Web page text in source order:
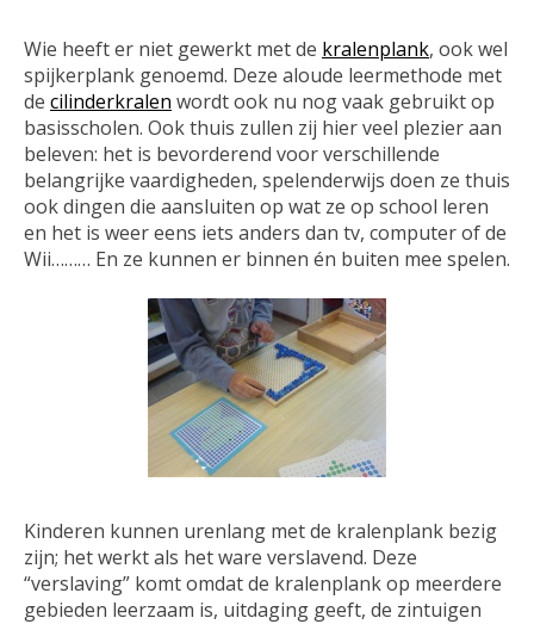
Wie heeft er niet gewerkt met de kralenplank, ook wel
spijkerplank genoemd. Deze aloude leermethode met
de cilinderkralen wordt ook nu nog vaak gebruikt op
basisscholen. Ook thuis zullen zij hier veel plezier aan
beleven: het is bevorderend voor verschillende
belangrijke vaardigheden, spelenderwijs doen ze thuis
ook dingen die aansluiten op wat ze op school leren
en het is weer eens iets anders dan tv, computer of de
Wii……… En ze kunnen er binnen én buiten mee spelen.
Kinderen kunnen urenlang met de kralenplank bezig
zijn; het werkt als het ware verslavend. Deze
“verslaving” komt omdat de kralenplank op meerdere
gebieden leerzaam is, uitdaging geeft, de zintuigen